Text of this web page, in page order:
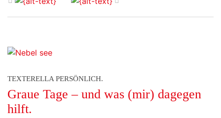
zurück vor
TEXTERELLA PERSÖNLICH.
Graue Tage – und was (mir) dagegen
hilft.